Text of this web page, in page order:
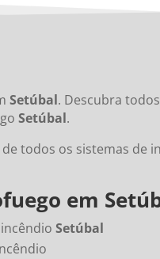
Setúbal. Descubra
Setúbal.
todos os sistemas
em
incêndioSetúbal